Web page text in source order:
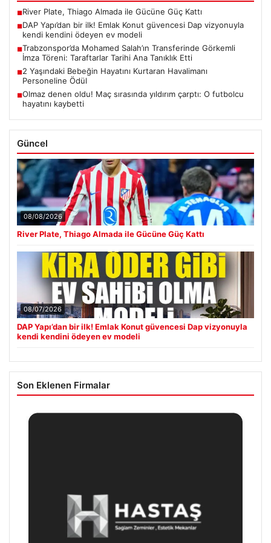
■River Plate, Thiago Almada ile Gücüne Güç Kattı
■DAP Yapı’dan bir ilk! Emlak Konut güvencesi Dap vizyonuyla
kendi kendini ödeyen ev modeli
■Trabzonspor’da Mohamed Salah’ın Transferinde Görkemli
İmza Töreni: Taraftarlar Tarihi Ana Tanıklık Etti
■2 Yaşındaki Bebeğin Hayatını Kurtaran Havalimanı
Personeline Ödül
■Olmaz denen oldu! Maç sırasında yıldırım çarptı: O futbolcu
hayatını kaybetti
Güncel
08/08/2026
River Plate, Thiago Almada ile Gücüne Güç Kattı
08/07/2026
DAP Yapı’dan bir ilk! Emlak Konut güvencesi Dap vizyonuyla
kendi kendini ödeyen ev modeli
Son Eklenen Firmalar